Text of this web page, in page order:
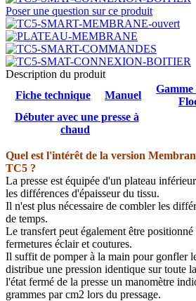
Poser une question sur ce produit
Description du produit
Fiche technique
Manuel
Gamme
Débuter avec une presse à
chaud
Quel est l'intérêt de la version
TC5 ?
La presse est équipée d'un plateau
les différences d'épaisseur du tissu.
Il n'est plus nécessaire de combler les
de temps.
Le transfert peut également être positionné
fermetures éclair et coutures.
Il suffit de pomper à la main pour gonfler
distribue une pression identique sur toute
l'état fermé de la presse un manomètre
grammes par cm2 lors du pressage.